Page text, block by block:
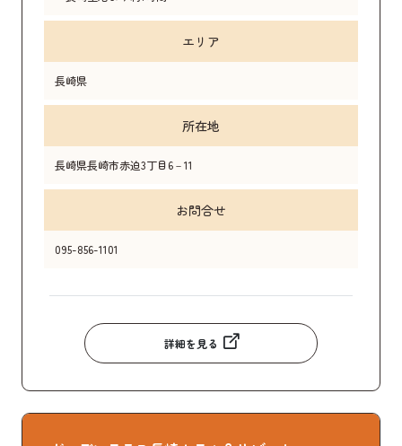
エリア
長崎県
所在地
長崎県長崎市赤迫3丁目6－11
お問合せ
095-856-1101
詳細を見る